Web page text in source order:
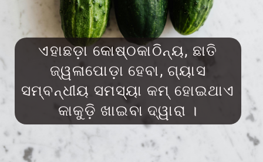
ଏହାଛଡ଼ା କୋଷ୍ଠକାଠିନ୍ୟ, ଛାତି
ଜ୍ୱଳାପୋଡ଼ା ହେବା, ଗ୍ୟାସ
ସମ୍ବନ୍ଧୀୟ ସମସ୍ୟା କମ୍ ହୋଇଥାଏ
କାକୁଡ଼ି ଖାଇବା ଦ୍ୱାରା ।